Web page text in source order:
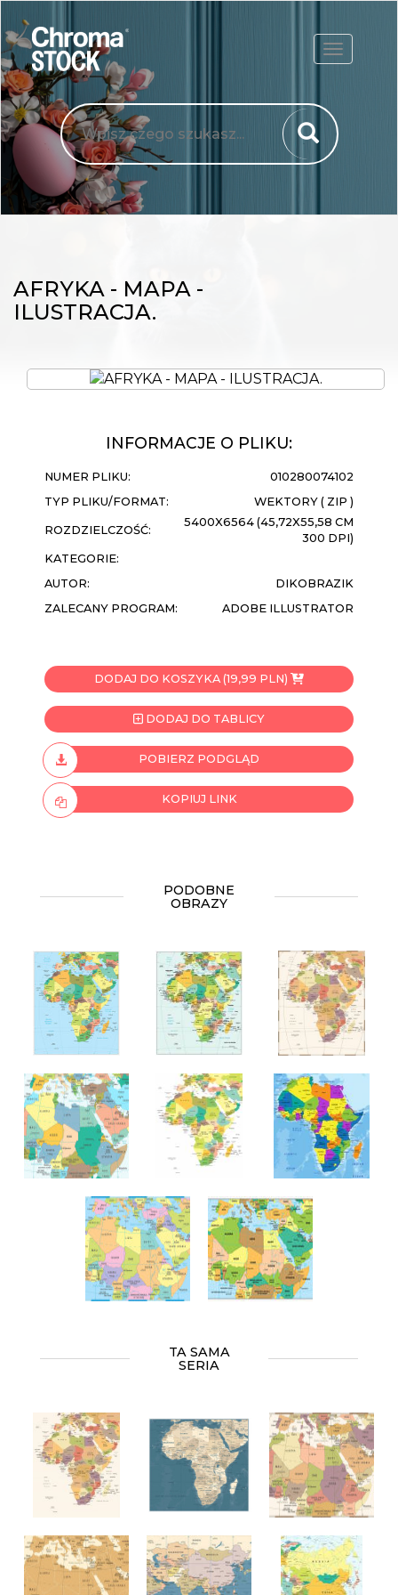
AFRYKA - MAPA -
ILUSTRACJA.
INFORMACJE O PLIKU:
NUMER PLIKU:
010280074102
TYP PLIKU/FORMAT:
WEKTORY ( ZIP )
ROZDZIELCZOŚĆ:
5400X6564 (45,72X55,58 CM
300 DPI)
KATEGORIE:
AUTOR:
DIKOBRAZIK
ZALECANY PROGRAM:
ADOBE ILLUSTRATOR
DODAJ DO KOSZYKA (19,99 PLN)
DODAJ DO TABLICY
POBIERZ PODGLĄD
KOPIUJ LINK
PODOBNE
OBRAZY
TA SAMA
SERIA